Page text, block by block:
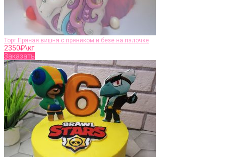
Торт Пряная вишня с пряником и безе на палочке
2350₽\кг
Заказать